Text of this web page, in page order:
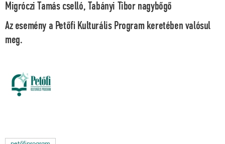
Migróczi Tamás cselló, Tabányi Tibornagybőgő
Az esemény a Petőfi Kulturális Program keretében valósul
meg.